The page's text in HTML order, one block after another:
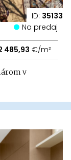
ID: 35133
Na predaj
485,93 €/m²
v